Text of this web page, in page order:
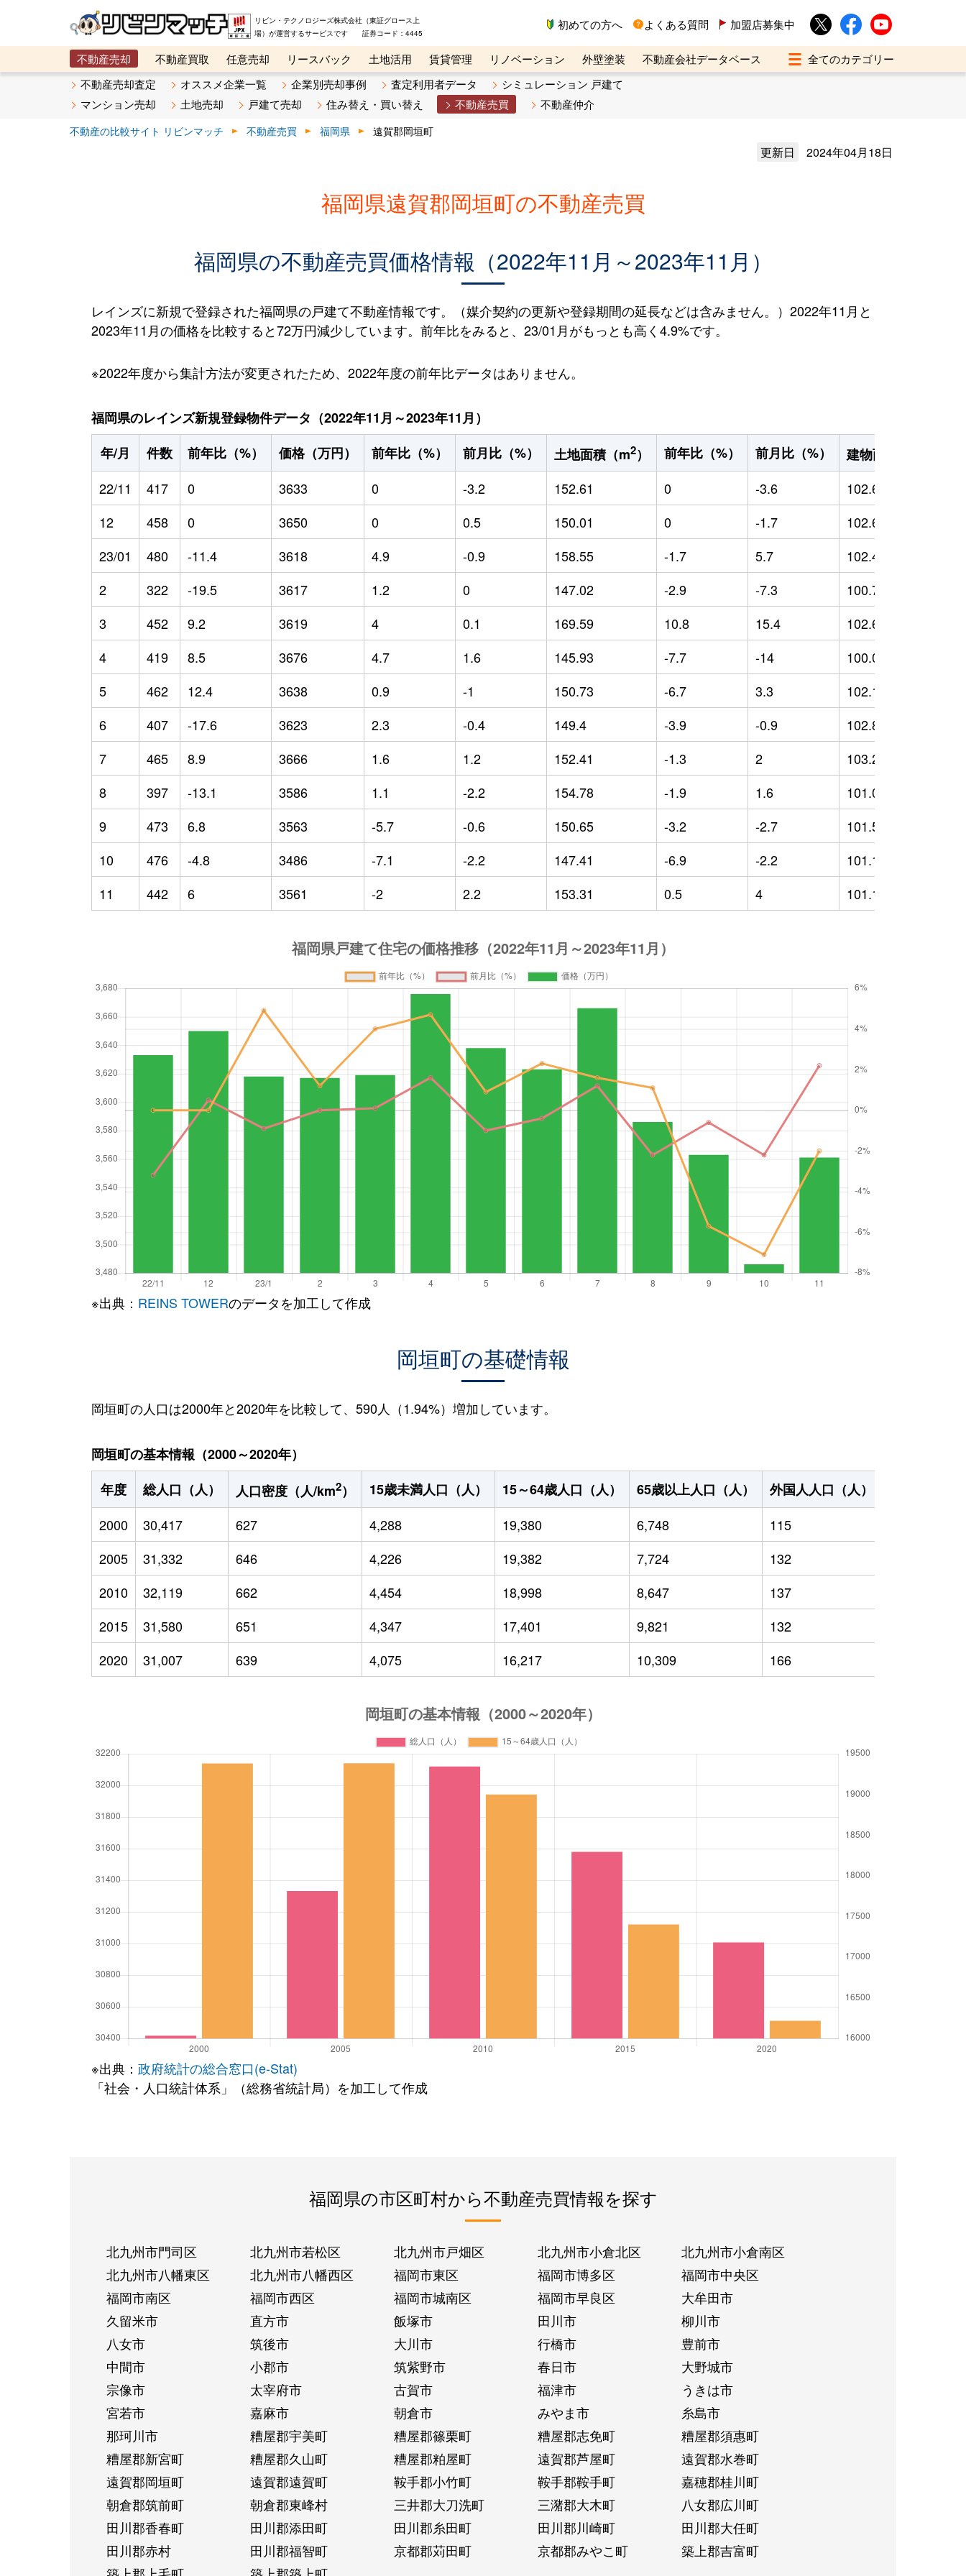
リビン・テクノロジーズ株式会社（東証グロース上
場）が運営するサービスです 証券コード：4445
初めての方へ よくある質問 加盟店募集中
不動産売却 不動産買取 任意売却 リースバック 土地活用 賃貸管理 リノベーション 外壁塗装
不動産会社データベース
メタ住宅展示場
ベスト不動産カンパニー オンライン講座 リビンマガジンBiz 不動産売却ご相談デスク
不動産売却査定 オススメ企業一覧 企業別売却事例 査定利用者データ
シミュレーション 戸建て
マンション売却
土地売却 戸建て売却 住み替え・買い替え 不動産売買 不動産仲介
不動産の比較サイト リビンマッチ 不動産売買 福岡県 遠賀郡岡垣町
更新日 2024年04月18日
福岡県遠賀郡岡垣町の不動産売買
福岡県の不動産売買価格情報（2022年11月～2023年11月）
レインズに新規で登録された福岡県の戸建て不動産情報です。（媒介契約の更新や登録期間の延長などは含みません。）2022年11月と
2023年11月の価格を比較すると72万円減少しています。前年比をみると、23/01月がもっとも高く4.9%です。
※2022年度から集計方法が変更されたため、2022年度の前年比データはありません。
福岡県のレインズ新規登録物件データ（2022年11月～2023年11月）
年/月
件数 前年比（%） 価格（万円） 前年比（%） 前月比（%） 土地面積（m2） 前年比（%） 前月比（%） 建物面積（m
22/11
417 0 3633 0 -3.2 152.61 0 -3.6 102.66
12
458 0 3650 0 0.5 150.01 0 -1.7 102.6
23/01
480 -11.4 3618 4.9 -0.9 158.55 -1.7 5.7 102.49
2
322 -19.5 3617 1.2 0 147.02 -2.9 -7.3 100.7
3
452 9.2 3619 4 0.1 169.59 10.8 15.4 102.69
4
419 8.5 3676 4.7 1.6 145.93 -7.7 -14 100.05
5
462 12.4 3638 0.9 -1 150.73 -6.7 3.3 102.11
6
407 -17.6 3623 2.3 -0.4 149.4 -3.9 -0.9 102.84
7
465 8.9 3666 1.6 1.2 152.41 -1.3 2 103.28
8
397 -13.1 3586 1.1 -2.2 154.78 -1.9 1.6 101.01
9
473 6.8 3563 -5.7 -0.6 150.65 -3.2 -2.7 101.5
10
476 -4.8 3486 -7.1 -2.2 147.41 -6.9 -2.2 101.14
11
442 6 3561 -2 2.2 153.31 0.5 4 101.15
※出典： REINS TOWERのデータを加工して作成
岡垣町の基礎情報
岡垣町の人口は2000年と2020年を比較して、590人（1.94%）増加しています。
岡垣町の基本情報（2000～2020年）
年度
総人口（人） 人口密度（人/km2） 15歳未満人口（人） 15～64歳人口（人） 65歳以上人口（人） 外国人人口（人）
2000
30,417 627 4,288 19,380 6,748 115
2005
31,332 646 4,226 19,382 7,724 132
2010
32,119 662 4,454 18,998 8,647 137
2015
31,580 651 4,347 17,401 9,821 132
2020
31,007 639 4,075 16,217 10,309 166
※出典： 政府統計の総合窓口(e-Stat)
「社会・人口統計体系」（総務省統計局）を加工して作成
福岡県の市区町村から不動産売買情報を探す
北九州市門司区 北九州市若松区 北九州市戸畑区 北九州市小倉北区
北九州市小倉南区
北九州市八幡東区
北九州市八幡西区 福岡市東区 福岡市博多区
福岡市中央区
福岡市南区
福岡市西区 福岡市城南区 福岡市早良区
大牟田市
久留米市
直方市 飯塚市 田川市
柳川市
八女市
筑後市 大川市 行橋市
豊前市
中間市
小郡市 筑紫野市 春日市
大野城市
宗像市
太宰府市 古賀市 福津市
うきは市
宮若市
嘉麻市 朝倉市 みやま市
糸島市
那珂川市
糟屋郡宇美町 糟屋郡篠栗町 糟屋郡志免町
糟屋郡須惠町
糟屋郡新宮町
糟屋郡久山町 糟屋郡粕屋町 遠賀郡芦屋町
遠賀郡水巻町
遠賀郡岡垣町
遠賀郡遠賀町 鞍手郡小竹町 鞍手郡鞍手町
嘉穂郡桂川町
朝倉郡筑前町
朝倉郡東峰村 三井郡大刀洗町 三潴郡大木町
八女郡広川町
田川郡香春町
田川郡添田町 田川郡糸田町 田川郡川崎町
田川郡大任町
田川郡赤村
田川郡福智町 京都郡苅田町 京都郡みやこ町
築上郡吉富町